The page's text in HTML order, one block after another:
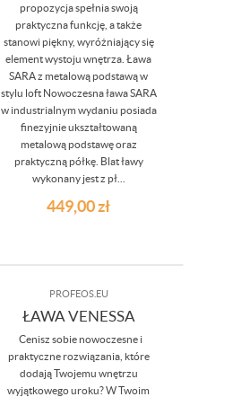
propozycja spełnia swoją
praktyczna funkcję, a także
stanowi piękny, wyróżniający się
element wystoju wnętrza. Ława
SARA z metalową podstawą w
stylu loft Nowoczesna ława SARA
w industrialnym wydaniu posiada
finezyjnie ukształtowaną
metalową podstawę oraz
praktyczną półkę. Blat ławy
wykonany jest z pł...
449,00zł
PROFEOS.EU
ŁAWA VENESSA
Cenisz sobie nowoczesne i
praktyczne rozwiązania, które
dodają Twojemu wnętrzu
wyjątkowego uroku? W Twoim